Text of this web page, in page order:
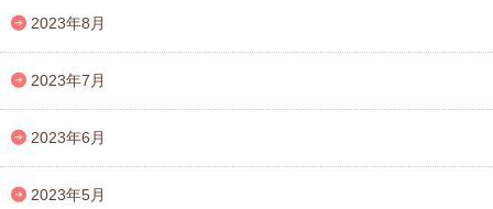
2023年8月
2023年7月
2023年6月
2023年5月